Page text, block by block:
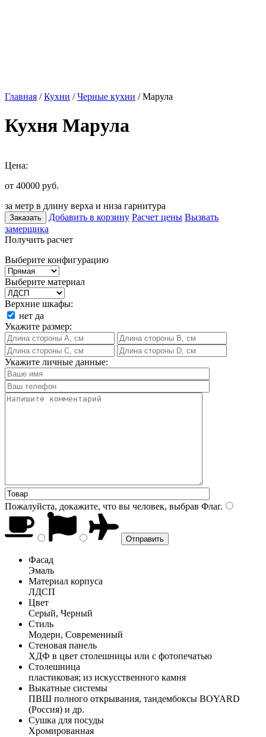
Главная /Кухни /Черные кухни / Марула
Кухня Марула
Цена:
от 40000 руб.
за метр в длину верха и низа гарнитура
Заказать Добавить в корзину Расчет цены Вызвать
замерщика
Получить расчет
Выберите конфигурацию
Выберите материал
Верхние шкафы:
нет да
Укажите размер:
Укажите личные данные:
Пожалуйста, докажите, что вы человек, выбрав Флаг.
Фасад
Эмаль
Материал корпуса
ЛДСП
Цвет
Серый, Черный
Стиль
Модерн, Современный
Стеновая панель
ХДФ в цвет столешницы или с фотопечатью
Столешница
пластиковая; из искусственного камня
Выкатные системы
ПВШ полного открывания, тандембоксы BOYARD
(Россия) и др.
Сушка для посуды
Хромированная